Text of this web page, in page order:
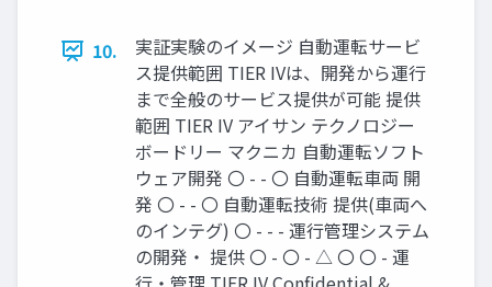
10.
実証実験のイメージ 自動運転サービ
ス提供範囲 TIER IVは、開発から運行
まで全般のサービス提供が可能 提供
範囲 TIER IV アイサン テクノロジー
ボードリー マクニカ 自動運転ソフト
ウェア開発 〇 - - 〇 自動運転車両 開
発 〇 - - 〇 自動運転技術 提供(車両へ
のインテグ) 〇 - - - 運行管理システム
の開発・ 提供 〇 - 〇 - △ 〇 〇 - 運